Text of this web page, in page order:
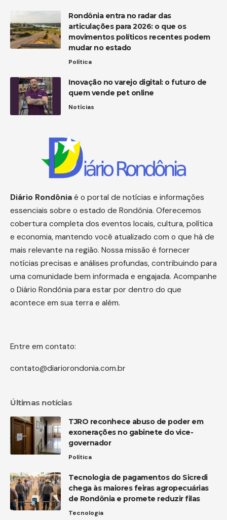
Rondônia entra no radar das
articulações para 2026: o que os
movimentos políticos recentes podem
mudar no estado
Política
Inovação no varejo digital: o futuro de
quem vende pet online
Notícias
Diário Rondôniaé o portal de notícias e informações
essenciais sobre o estado de Rondônia. Oferecemos
cobertura completa dos eventos locais, cultura, política
e economia, mantendo você atualizado com o que há de
mais relevante na região. Nossa missão é fornecer
notícias precisas e análises profundas, contribuindo para
uma comunidade bem informada e engajada. Acompanhe
o Diário Rondônia para estar por dentro do que
acontece em sua terra e além.
Entre em contato:
contato@diariorondonia.com.br
Últimas notícias
TJRO reconhece abuso de poder em
exonerações no gabinete do vice-
governador
Política
Tecnologia de pagamentos do Sicredi
chega às maiores feiras agropecuárias
de Rondônia e promete reduzir filas
Tecnologia